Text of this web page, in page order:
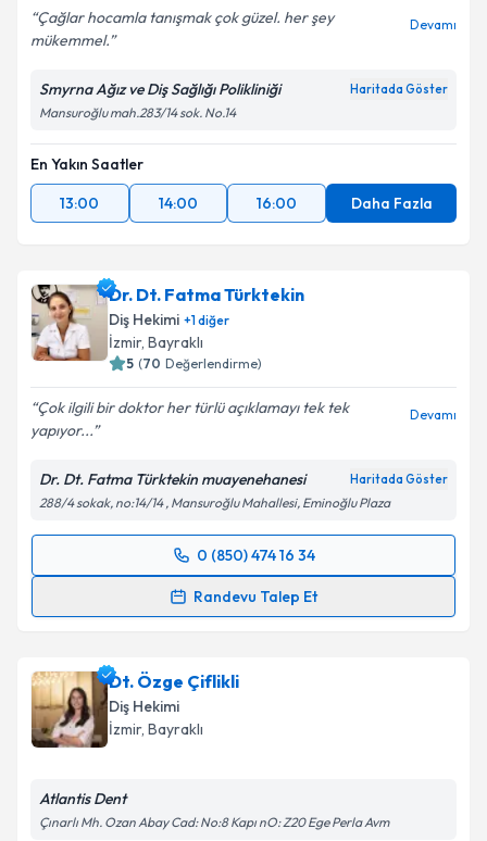
Çağlar hocamla tanışmak çok güzel. her şey
mükemmel.
Devamı
Smyrna Ağız ve Diş Sağlığı Polikliniği Haritada Göster
Mansuroğlu mah.283/14 sok. No.14
En Yakın Saatler
13:00
14:00 16:00 Daha Fazla
Dr. Dt. Fatma Türktekin
Diş Hekimi +1diğer
İzmir, Bayraklı
5 (70 Değerlendirme)
Çok ilgili bir doktor her türlü açıklamayı tek tek
yapıyor...
Devamı
Dr. Dt. Fatma Türktekin muayenehanesi Haritada Göster
288/4 sokak, no:14/14 , Mansuroğlu Mahallesi, Eminoğlu Plaza
0 (850) 474 16 34
Randevu Talep Et
Randevu Takvimi Talebi
takvim hazırlandığında e-posta ile bilgilendireceğiz.
E-posta Adresiniz
Kişisel verilerimin işlenmesine ilişkinAydınlatma
Dt. Özge Çiflikli
Diş Hekimi
İzmir, Bayraklı
Atlantis Dent
Çınarlı Mh. Ozan Abay Cad: No:8 Kapı nO: Z20 Ege Perla Avm